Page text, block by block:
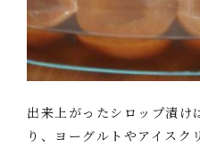
出来上がったシロップ漬け
り、ヨーグルトやアイス